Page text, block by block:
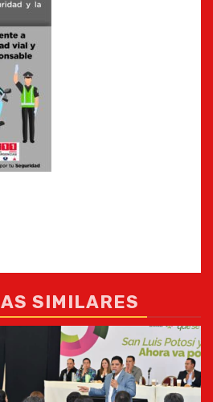
SIMILARES